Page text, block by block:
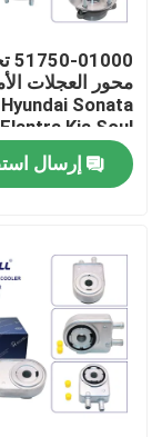
المنتجات
فيديوهات
حولنا
محور العجلات
Hyundai Sonata
Elantra Kia Soul
إرسال